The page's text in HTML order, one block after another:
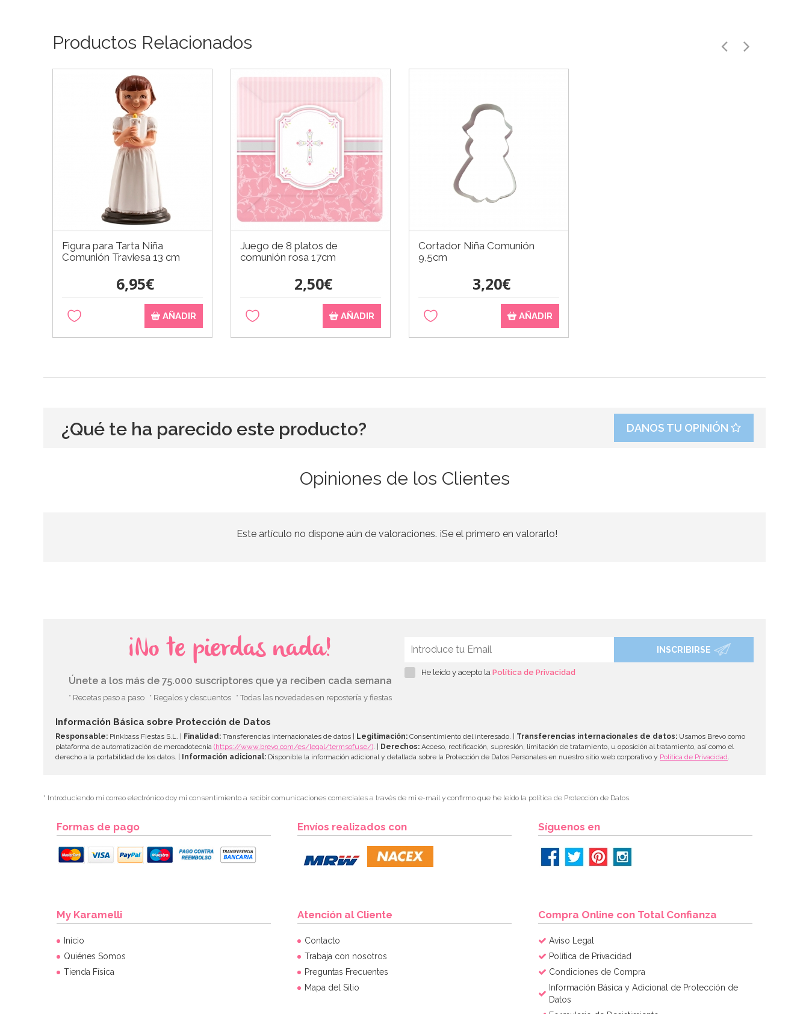
Productos Relacionados
Figura para Tarta Niña
Comunión Traviesa 13 cm
6,95€
AÑADIR
Juego de 8 platos de
comunión rosa 17cm
2,50€
AÑADIR
Cortador Niña Comunión
9,5cm
3,20€
AÑADIR
¿Qué te ha parecido este producto? DANOS TU OPINIÓN
Opiniones de los Clientes
Este artículo no dispone aún de valoraciones. ¡Se el primero en valorarlo!
¡No te pierdas nada!
Únete a los más de 75.000 suscriptores que ya reciben cada semana
* Recetas paso a paso * Regalos y descuentos * Todas las novedades en repostería y fiestas
INSCRIBIRSE
He leído y acepto la Política de Privacidad
Información Básica sobre Protección de Datos
Responsable: Pinkbass Fiestas S.L. | Finalidad: Transferencias internacionales de datos | Legitimación: Consentimiento del interesado. | Transferencias internacionales de datos: Usamos Brevo como
plataforma de automatización de mercadotecnia (https://www.brevo.com/es/legal/termsofuse/) . | Derechos: Acceso, rectificación, supresión, limitación de tratamiento, u oposición al tratamiento, así como el
derecho a la portabilidad de los datos. | Información adicional: Disponible la información adicional y detallada sobre la Protección de Datos Personales en nuestro sitio web corporativo y Política de Privacidad
* Introduciendo mi correo electrónico doy mi consentimiento a recibir comunicaciones comerciales a través de mi e-mail y confirmo que he leído la política de Protección de Datos.
Formas de pago Envíos realizados con Síguenos en
My Karamelli
Inicio
Quiénes Somos
Tienda Física
Atención al Cliente
Contacto
Trabaja con nosotros
Preguntas Frecuentes
Mapa del Sitio
Compra Online con Total Confianza
Aviso Legal
Política de Privacidad
Condiciones de Compra
Información Básica y Adicional de Protección de
Datos